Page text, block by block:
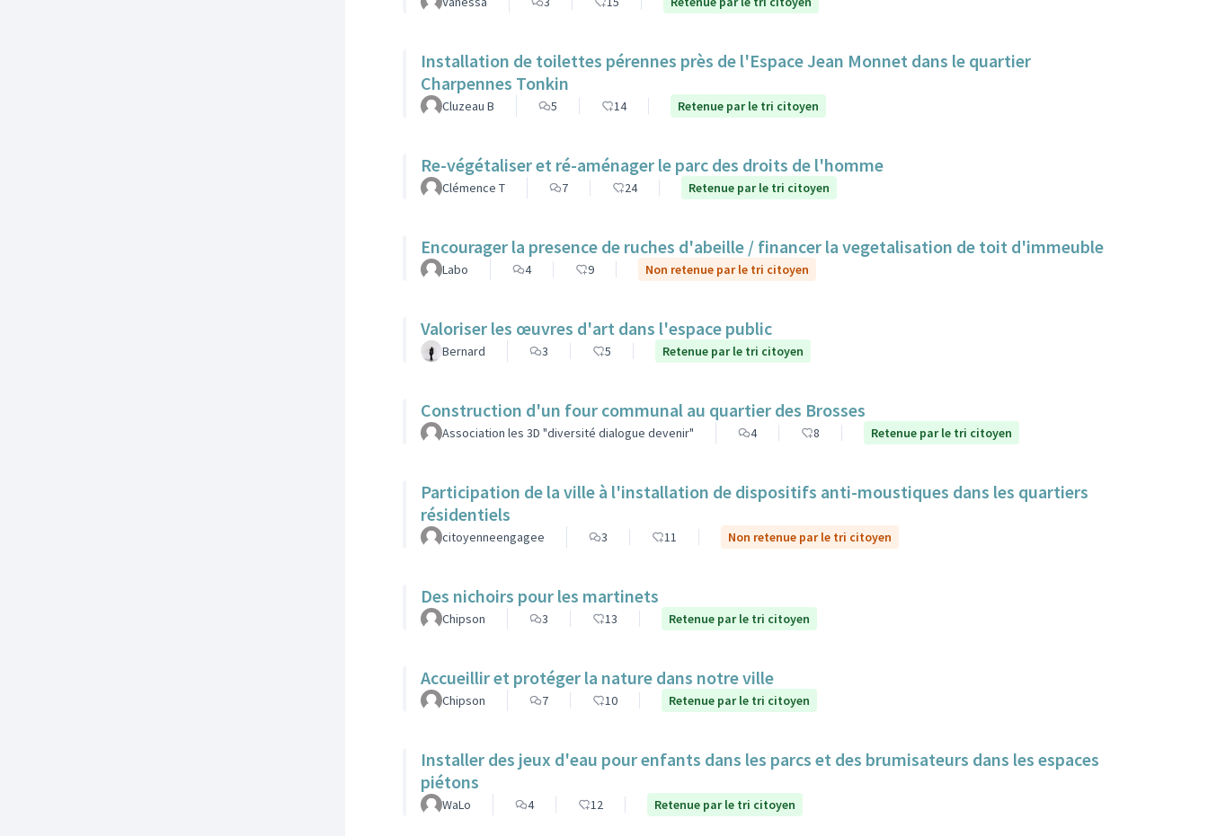
Installation de toilettes pérennes près de l'Espace Jean Monnet dans le quartier
Charpennes Tonkin
Cluzeau B 5 14 Retenue par le tri citoyen
Re-végétaliser et ré-aménager le parc des droits de l'homme
Clémence T 7 24 Retenue par le tri citoyen
Encourager la presence de ruches d'abeille / financer la vegetalisation de toit d'immeuble
Labo 4 9 Non retenue par le tri citoyen
Valoriser les œuvres d'art dans l'espace public
Bernard 3 5 Retenue par le tri citoyen
Construction d'un four communal au quartier des Brosses
Association les 3D "diversité dialogue devenir" 4 8 Retenue par le tri citoyen
Participation de la ville à l'installation de dispositifs anti-moustiques dans les quartiers
résidentiels
citoyenneengagee 3 11 Non retenue par le tri citoyen
Des nichoirs pour les martinets
Chipson 3 13 Retenue par le tri citoyen
Accueillir et protéger la nature dans notre ville
Chipson 7 10 Retenue par le tri citoyen
Installer des jeux d'eau pour enfants dans les parcs et des brumisateurs dans les espaces
piétons
WaLo 4 12 Retenue par le tri citoyen